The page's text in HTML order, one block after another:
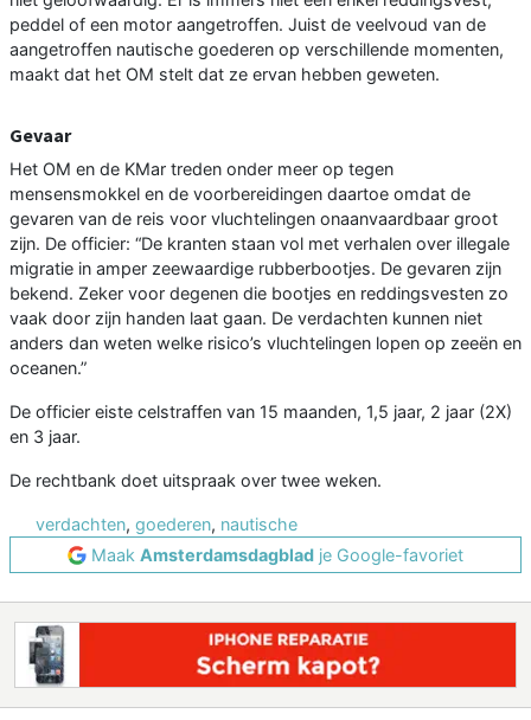
peddel of een motor aangetroffen. Juist de veelvoud van de
aangetroffen nautische goederen op verschillende momenten,
maakt dat het OM stelt dat ze ervan hebben geweten.
Gevaar
Het OM en de KMar treden onder meer op tegen
mensensmokkel en de voorbereidingen daartoe omdat de
gevaren van de reis voor vluchtelingen onaanvaardbaar groot
zijn. De officier: “De kranten staan vol met verhalen over illegale
migratie in amper zeewaardige rubberbootjes. De gevaren zijn
bekend. Zeker voor degenen die bootjes en reddingsvesten zo
vaak door zijn handen laat gaan. De verdachten kunnen niet
anders dan weten welke risico’s vluchtelingen lopen op zeeën en
oceanen.”
De officier eiste celstraffen van 15 maanden, 1,5 jaar, 2 jaar (2X)
en 3 jaar.
De rechtbank doet uitspraak over twee weken.
verdachten, goederen, nautische
Maak Amsterdamsdagblad je Google-favoriet